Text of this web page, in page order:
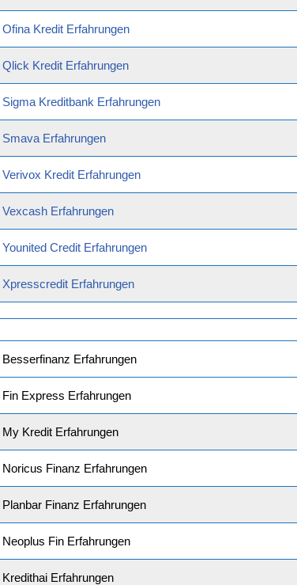
Ofina Kredit Erfahrungen
Qlick Kredit Erfahrungen
Sigma Kreditbank Erfahrungen
Smava Erfahrungen
Verivox Kredit Erfahrungen
Vexcash Erfahrungen
Younited Credit Erfahrungen
Xpresscredit Erfahrungen
Besserfinanz Erfahrungen
Fin Express Erfahrungen
My Kredit Erfahrungen
Noricus Finanz Erfahrungen
Planbar Finanz Erfahrungen
Neoplus Fin Erfahrungen
Kredithai Erfahrungen